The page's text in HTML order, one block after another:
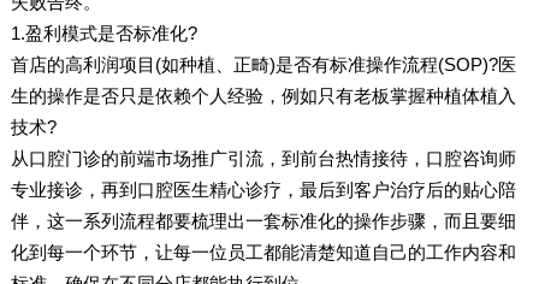
1.盈利模式是否标准化?
首店的高利润项目(如种植、正畸)是否有标准操作流程(SOP)?医
生的操作是否只是依赖个人经验，例如只有老板掌握种植体植入
技术?
从口腔门诊的前端市场推广引流，到前台热情接待，口腔咨询师
专业接诊，再到口腔医生精心诊疗，最后到客户治疗后的贴心陪
伴，这一系列流程都要梳理出一套标准化的操作步骤，而且要细
化到每一个环节，让每一位员工都能清楚知道自己的工作内容和